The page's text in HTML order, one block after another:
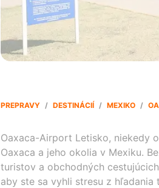
PREPRAVY / DESTINÁCIÍ / MEXIKO /
Oaxaca-Airport Letisko, niekedy
Oaxaca a jeho okolia v Mexiku.
turistov a obchodných
aby ste sa vyhli stresu z